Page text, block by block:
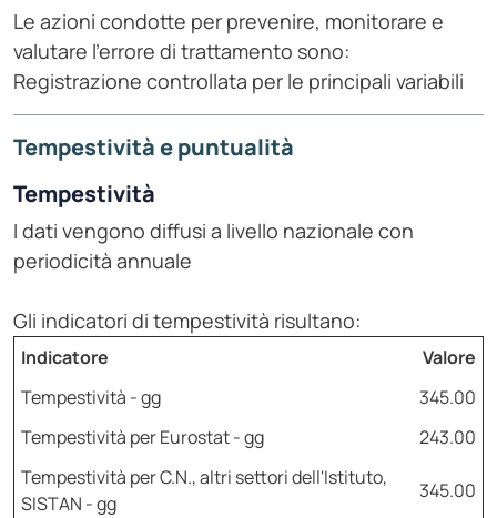
Le azioni condotte per prevenire, monitorare e
valutare l'errore di trattamento sono:
Registrazione controllata per le principali variabili
Tempestività e puntualità
Tempestività
I dati vengono diffusi a livello nazionale con
periodicità annuale
Gli indicatori di tempestività risultano:
Indicatore
Valore
Tempestività - gg
345.00
Tempestività per Eurostat - gg
243.00
Tempestività per C.N., altri settori dell'Istituto,
SISTAN - gg
345.00